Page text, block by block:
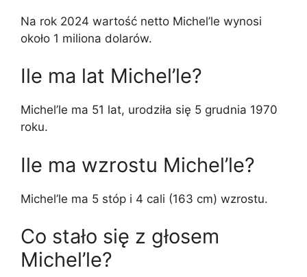
Na rok 2024 wartość netto Michel’le wynosi
około 1 miliona dolarów.
Ile ma lat Michel’le?
Michel’le ma 51 lat, urodziła się 5 grudnia 1970
roku.
Ile ma wzrostu Michel’le?
Michel’le ma 5 stóp i 4 cali (163 cm) wzrostu.
Co stało się z głosem
Michel’le?